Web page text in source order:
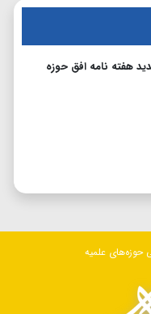
هفته نامه افق حوزه
حوزه‌های علمیه